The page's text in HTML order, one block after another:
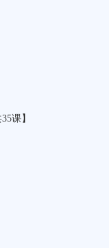
课】